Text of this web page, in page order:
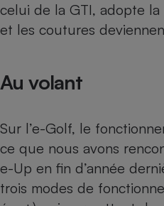
celui de la GTI, adopte
et les coutures
Au volant
Sur l’e-Golf, le
ce que nous avons
e-Up en fin d’année
trois modes de